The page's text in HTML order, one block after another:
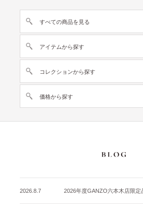
すべての商品を見る
アイテムから探す
コレクションから探す
価格から探す
2026.8.7 2026年度GANZO六本木店限定